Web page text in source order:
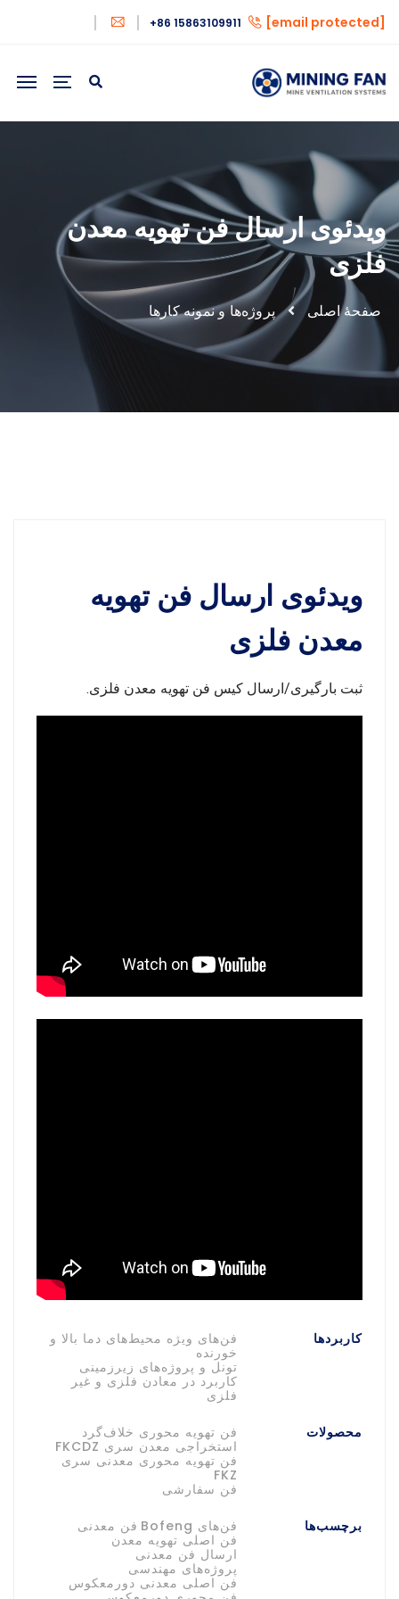
[email protected]
+86 15863109911
ویدئوی ارسال فن تهویه معدن
فلزی
صفحهٔ اصلی پروژه‌ها و نمونه کارها
ویدئوی ارسال فن تهویه
معدن فلزی
ثبت بارگیری/ارسال کیس فن تهویه معدن فلزی.
کاربردها
فن‌های ویژه محیط‌های دما بالا و
خورنده
تونل و پروژه‌های زیرزمینی
کاربرد در معادن فلزی و غیر
فلزی
محصولات
فن تهویه محوری خلاف‌گرد
استخراجی معدن سری FKCDZ
فن تهویه محوری معدنی سری
FKZ
فن سفارشی
برچسب‌ها فن‌های Bofeng
فن معدنی
فن اصلی تهویه معدن
ارسال فن معدنی
پروژه‌های مهندسی
فن اصلی معدنی دورمعکوس